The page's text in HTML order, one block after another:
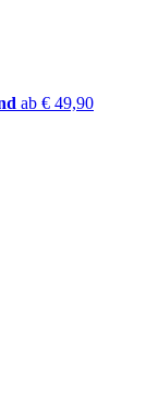
ab € 49,90